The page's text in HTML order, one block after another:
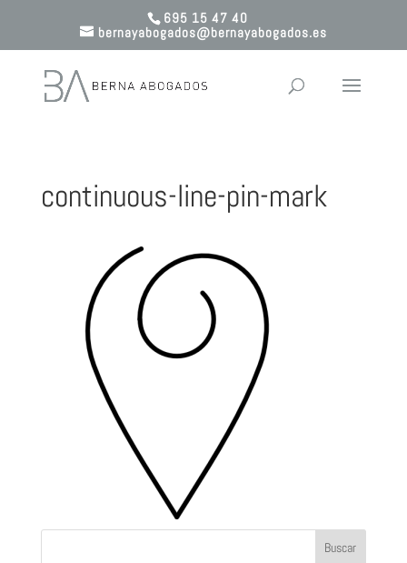
695 15 47 40
bernayabogados@bernayabogados.es
continuous-line-pin-mark